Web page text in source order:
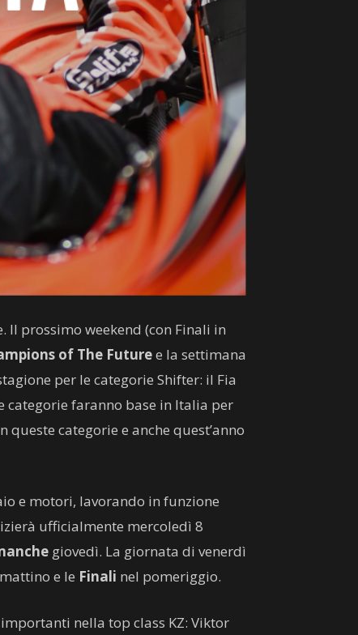
prossimo weekend (con Finali in
of The Futuree la settimana
per le categorie Shifter: il Fia
categorie faranno base in Italia per
queste categorie e anche quest’anno
e motori, lavorando in funzione
ufficialmente mercoledì 8
giovedì. La giornata di venerdì
e le Finali nel pomeriggio.
nella top class KZ: Viktor